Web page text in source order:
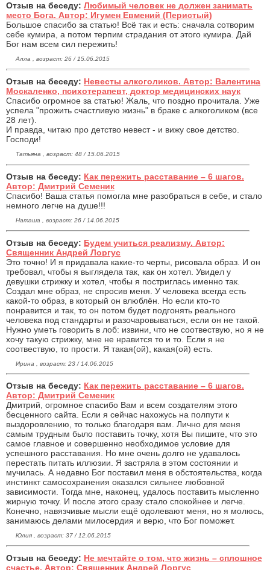
Отзыв на беседу: Любимый человек не должен занимать
место Бога. Автор: Игумен Евмений (Перистый)
Большое спасибо за статью! Всё так и есть: сначала сотворим
себе кумира, а потом терпим страдания от этого кумира. Дай
Бог нам всем сил пережить!
Алла , возраст: 26 / 15.06.2015
Отзыв на беседу: Невесты алкоголиков. Автор: Валентина
Москаленко, психотерапевт, доктор медицинских наук
Спасибо огромное за статью! Жаль, что поздно прочитала. Уже
успела "прожить счастливую жизнь" в браке с алкоголиком (все
28 лет).
И правда, читаю про детство невест - и вижу свое детство.
Господи!
Татьяна , возраст: 48 / 15.06.2015
Отзыв на беседу: Как пережить расставание – 6 шагов.
Автор: Дмитрий Семеник
Спасибо! Ваша статья помогла мне разобраться в себе, и стало
немного легче на душе!!!
Наташа , возраст: 26 / 14.06.2015
Отзыв на беседу: Будем учиться реализму. Автор:
Священник Андрей Лоргус
Это точно! И я придавала какие-то черты, рисовала образ. И он
требовал, чтобы я выглядела так, как он хотел. Увидел у
девушки стрижку и хотел, чтобы я постриглась именно так.
Создал мне образ, не спросив меня. У человека всегда есть
какой-то образ, в который он влюблён. Но если кто-то
понравится и так, то он потом будет подгонять реального
человека под стандарты и разочаровываться, если он не такой.
Нужно уметь говорить в лоб: извини, что не соотвествую, но я не
хочу такую стрижку, мне не нравится то и то. Если я не
соотвествую, то прости. Я такая(ой), какая(ой) есть.
Ирина , возраст: 23 / 14.06.2015
Отзыв на беседу: Как пережить расставание – 6 шагов.
Автор: Дмитрий Семеник
Дмитрий, огромное спасибо Вам и всем создателям этого
бесценного сайта. Если я сейчас нахожусь на полпути к
выздоровлению, то только благодаря вам. Лично для меня
самым трудным было поставить точку, хотя Вы пишите, что это
самое главное и совершенно необходимое условие для
успешного расставания. Но мне очень долго не удавалось
перестать питать иллюзии. Я застряла в этом состоянии и
мучилась. А недавно Бог поставил меня в обстоятельства, когда
инстинкт самосохранения оказался сильнее любовной
зависимости. Тогда мне, наконец, удалось поставить мысленно
жирную точку. И после этого сразу стало спокойнее и легче.
Конечно, навязчивые мысли ещё одолевают меня, но я молюсь,
занимаюсь делами милосердия и верю, что Бог поможет.
Юлия , возраст: 37 / 12.06.2015
Отзыв на беседу: Не мечтайте о том, что жизнь – сплошное
счастье. Автор: Священник Андрей Лоргус